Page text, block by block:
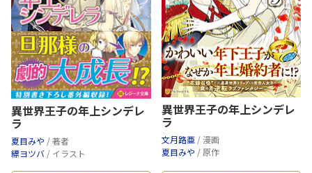
異世界王子の年上シンデレ
ラ
夏目みや / 著者
縹ヨツバ / イラスト
異世界王子の年上シンデレ
ラ
文月路亜 / 漫画
夏目みや / 原作